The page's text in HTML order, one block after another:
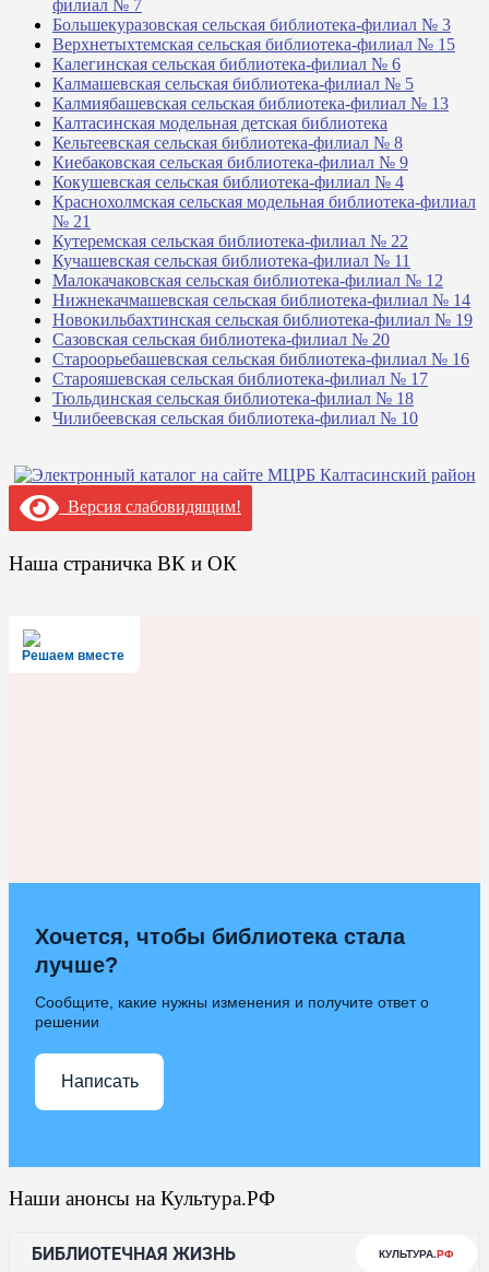
филиал № 7
Большекуразовская сельская библиотека-филиал № 3
Верхнетыхтемская сельская библиотека-филиал № 15
Калегинская сельская библиотека-филиал № 6
Калмашевская сельская библиотека-филиал № 5
Калмиябашевская сельская библиотека-филиал № 13
Калтасинская модельная детская библиотека
Кельтеевская сельская библиотека-филиал № 8
Киебаковская сельская библиотека-филиал № 9
Кокушевская сельская библиотека-филиал № 4
Краснохолмская сельская модельная библиотека-филиал
№ 21
Кутеремская сельская библиотека-филиал № 22
Кучашевская сельская библиотека-филиал № 11
Малокачаковская сельская библиотека-филиал № 12
Нижнекачмашевская сельская библиотека-филиал № 14
Новокильбахтинская сельская библиотека-филиал № 19
Сазовская сельская библиотека-филиал № 20
Староорьебашевская сельская библиотека-филиал № 16
Старояшевская сельская библиотека-филиал № 17
Тюльдинская сельская библиотека-филиал № 18
Чилибеевская сельская библиотека-филиал № 10
Версия слабовидящим!
Наша страничка ВК и ОК
Решаем вместе
Хочется, чтобы библиотека стала
лучше?
Сообщите, какие нужны изменения и получите ответ о
решении
Написать
Наши анонсы на Культура.РФ